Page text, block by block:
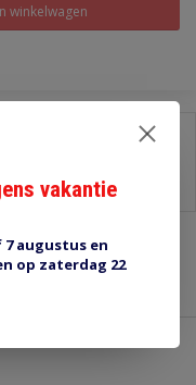
winkelwagen
vakantie
augustus en
op zaterdag 22